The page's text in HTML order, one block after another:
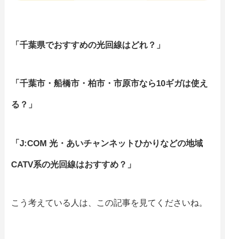
「千葉県でおすすめの光回線はどれ？」
「千葉市・船橋市・柏市・市原市なら10ギガは使え
る？」
「J:COM 光・あいチャンネットひかりなどの地域
CATV系の光回線はおすすめ？」
こう考えている人は、この記事を見てくださいね。